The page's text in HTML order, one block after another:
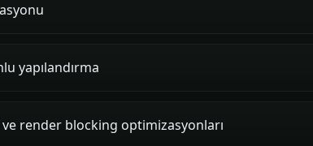
yapılandırma
ve render blocking optimizasyonları